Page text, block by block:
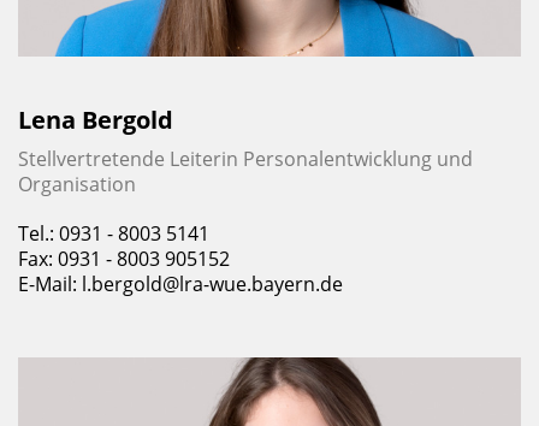
Lena Bergold
Stellvertretende Leiterin Personal­entwicklung und
Organisation
Tel.: 0931 - 8003 5141
Fax: 0931 - 8003 905152
E-Mail: l.bergold@lra-wue.bayern.de